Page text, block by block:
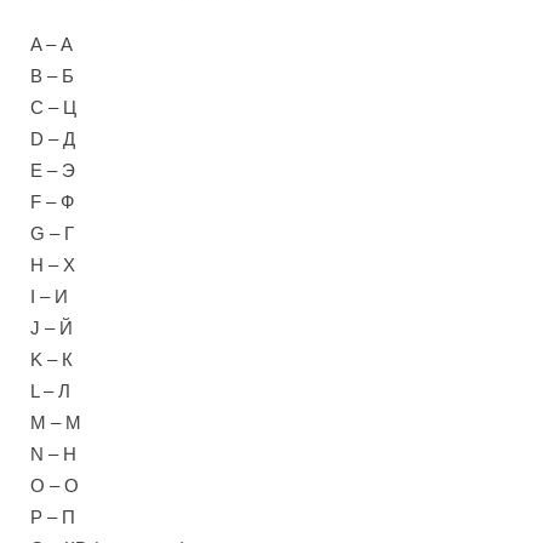
A – А
B – Б
C – Ц
D – Д
E – Э
F – Ф
G – Г
H – Х
I – И
J – Й
K – К
L – Л
M – М
N – Н
O – О
P – П